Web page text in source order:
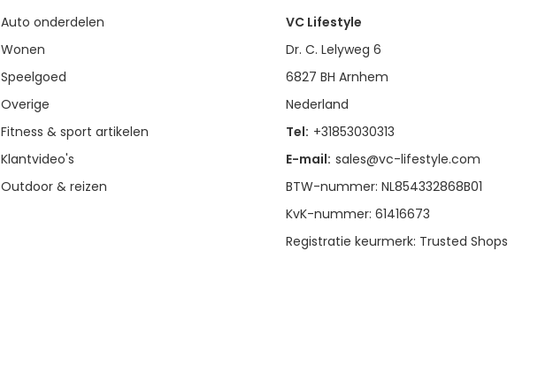
Auto onderdelen
Wonen
Speelgoed
Overige
Fitness & sport artikelen
Klantvideo's
Outdoor & reizen
VC Lifestyle
Dr. C. Lelyweg 6
6827 BH Arnhem
Nederland
Tel: +31853030313
E-mail: sales@vc-lifestyle.com
BTW-nummer: NL854332868B01
KvK-nummer: 61416673
Registratie keurmerk: Trusted Shops